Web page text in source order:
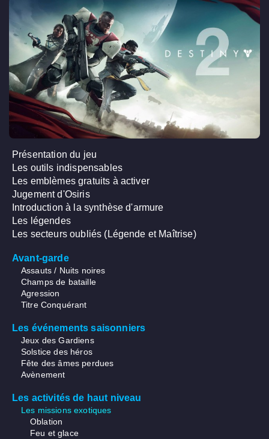
Présentation du jeu
Les outils indispensables
Les emblèmes gratuits à activer
Jugement d'Osiris
Introduction à la synthèse d'armure
Les légendes
Les secteurs oubliés (Légende et Maîtrise)
Avant-garde
Assauts / Nuits noires
Champs de bataille
Agression
Titre Conquérant
Les événements saisonniers
Jeux des Gardiens
Solstice des héros
Fête des âmes perdues
Avènement
Les activités de haut niveau
Les missions exotiques
Oblation
Feu et glace